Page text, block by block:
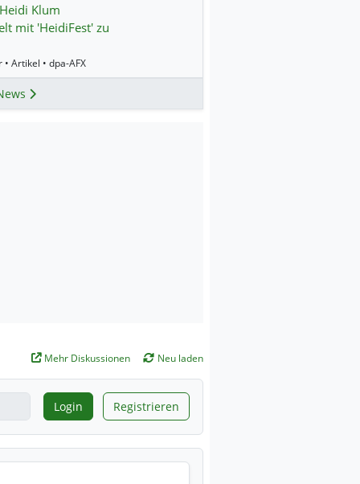
Klum
mit 'HeidiFest' zu
• Artikel • dpa-AFX
Mehr Diskussionen Neu laden
Login Registrieren